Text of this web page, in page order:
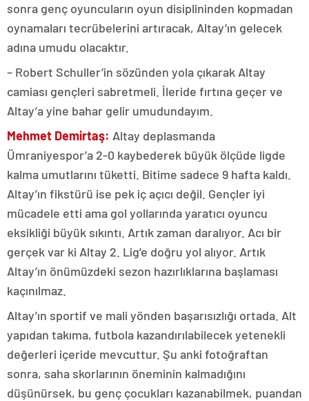
sonra genç oyuncuların oyun disiplininden kopmadan
oynamaları tecrübelerini artıracak, Altay’ın gelecek
adına umudu olacaktır.
– Robert Schuller’in sözünden yola çıkarak Altay
camiası gençleri sabretmeli. İleride fırtına geçer ve
Altay’a yine bahar gelir umudundayım.
Mehmet Demirtaş: Altay deplasmanda
Ümraniyespor’a 2-0 kaybederek büyük ölçüde ligde
kalma umutlarını tüketti. Bitime sadece 9 hafta kaldı.
Altay’ın fikstürü ise pek iç açıcı değil. Gençler iyi
mücadele etti ama gol yollarında yaratıcı oyuncu
eksikliği büyük sıkıntı. Artık zaman daralıyor. Acı bir
gerçek var ki Altay 2. Lig’e doğru yol alıyor. Artık
Altay’ın önümüzdeki sezon hazırlıklarına başlaması
kaçınılmaz.
Altay’ın sportif ve mali yönden başarısızlığı ortada. Alt
yapıdan takıma, futbola kazandırılabilecek yetenekli
değerleri içeride mevcuttur. Şu anki fotoğraftan
sonra, saha skorlarının öneminin kalmadığını
düşünürsek, bu genç çocukları kazanabilmek, puandan